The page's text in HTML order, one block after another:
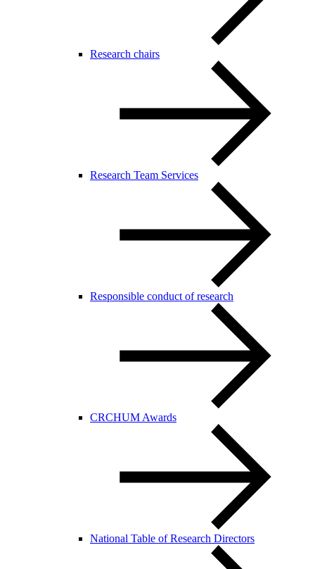
Research chairs
Research Team Services
Responsible conduct of research
CRCHUM Awards
National Table of Research Directors